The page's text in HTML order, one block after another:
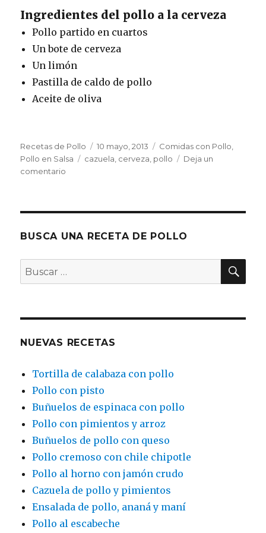
Ingredientes del pollo a la cerveza
Pollo partido en cuartos
Un bote de cerveza
Un limón
Pastilla de caldo de pollo
Aceite de oliva
Autor
Recetas de Pollo
Publicado
el
10 mayo, 2013 Categorías
Comidas con Pollo
Pollo en Salsa
Etiquetas
cazuela cerveza pollo
Deja un
comentario
BUSCA UNA RECETA DE POLLO
Buscar
por:
NUEVAS RECETAS
Tortilla de calabaza con pollo
Pollo con pisto
Buñuelos de espinaca con pollo
Pollo con pimientos y arroz
Buñuelos de pollo con queso
Pollo cremoso con chile chipotle
Pollo al horno con jamón crudo
Cazuela de pollo y pimientos
Ensalada de pollo, ananá y maní
Pollo al escabeche